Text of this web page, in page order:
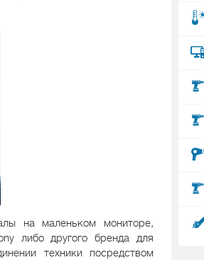
на маленьком мониторе,
либо другого бренда для
техники посредством